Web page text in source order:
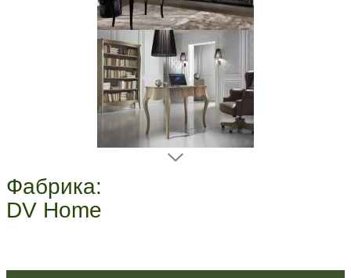
Фабрика:
DV Home